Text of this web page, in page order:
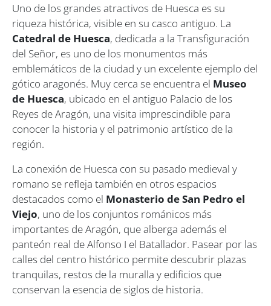
Uno de los grandes atractivos de Huesca es su
riqueza histórica, visible en su casco antiguo. La
Catedral de Huesca, dedicada a la Transfiguración
del Señor, es uno de los monumentos más
emblemáticos de la ciudad y un excelente ejemplo del
gótico aragonés. Muy cerca se encuentra el Museo
de Huesca, ubicado en el antiguo Palacio de los
Reyes de Aragón, una visita imprescindible para
conocer la historia y el patrimonio artístico de la
región.
La conexión de Huesca con su pasado medieval y
romano se refleja también en otros espacios
destacados como el Monasterio de San Pedro el
Viejo, uno de los conjuntos románicos más
importantes de Aragón, que alberga además el
panteón real de Alfonso I el Batallador. Pasear por las
calles del centro histórico permite descubrir plazas
tranquilas, restos de la muralla y edificios que
conservan la esencia de siglos de historia.